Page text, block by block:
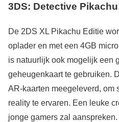
3DS: Detective
De 2DS XL Pikachu Editie
oplader en met een 4GB
is natuurlijk ook mogelijk een
geheugenkaart te gebruiken.
AR-kaarten meegeleverd, om
reality te ervaren. Een leuke
jonge gamers zal aanspreken.